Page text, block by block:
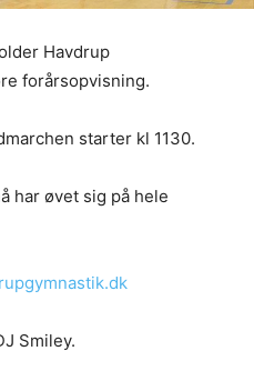
Havdrup
forårsopvisning.
starter kl 1130.
har øvet sig på hele
Smiley.